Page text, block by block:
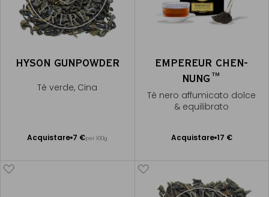
HYSON GUNPOWDER
Tè verde, Cina
Acquistare 7 €per 100g
Aggiungere
EMPEREUR CHEN-
NUNG™
Tè nero affumicato dolce
& equilibrato
Acquistare 17 €
Aggiungere